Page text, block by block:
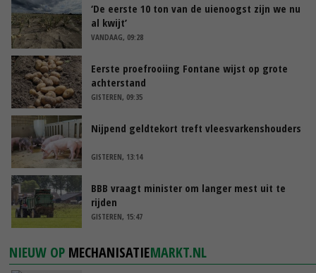
‘De eerste 10 ton van de uienoogst zijn we nu
al kwijt’
VANDAAG, 09:28
Eerste proefrooiing Fontane wijst op grote
achterstand
GISTEREN, 09:35
Nijpend geldtekort treft vleesvarkenshouders
GISTEREN, 13:14
BBB vraagt minister om langer mest uit te
rijden
GISTEREN, 15:47
NIEUW OP MECHANISATIEMARKT.NL